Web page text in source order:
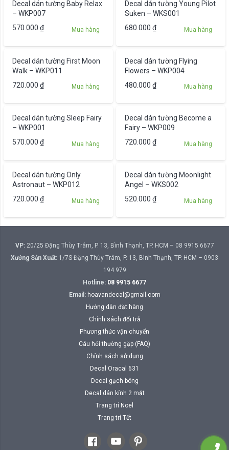
Decal dán tường Baby Relax
– WKP007
570.000 ₫ Mua hàng
Decal dán tường Young Pilot
Suken – WKS001
680.000 ₫ Mua hàng
Decal dán tường First Moon
Walk – WKP011
720.000 ₫ Mua hàng
Decal dán tường Flying
Flowers – WKP004
480.000 ₫ Mua hàng
Decal dán tường Sleep Fairy
– WKP001
570.000 ₫ Mua hàng
Decal dán tường Become a
Fairy – WKP009
720.000 ₫ Mua hàng
Decal dán tường Only
Astronaut – WKP012
720.000 ₫ Mua hàng
Decal dán tường Moonlight
Angel – WKS002
520.000 ₫ Mua hàng
VP:20/25 Đặng Thùy Trâm, P. 13, Bình Thạnh, TP. HCM – 08 9915 6677
Xưởng Sản Xuất: 1/7S Đặng Thùy Trâm, P. 13, Bình Thạnh, TP. HCM – 0903
194 979
Hotline: 08 9915 6677
Email: hoavandecal@gmail.com
Hướng dẫn đặt hàng
Chính sách đổi trả
Phương thức vận chuyển
Câu hỏi thường gặp (FAQ)
Chính sách sử dụng
Decal Oracal 631
Decal gạch bông
Decal dán kính 2 mặt
Trang trí Noel
Trang trí Tết